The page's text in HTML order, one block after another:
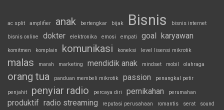
ac split amplifier anak bertengkar bijak Bisnis bisnis internet
bisnis online dokter elektronika emosi empati goal karyawan
komitmen komplain komunikasi koneksi level lisensi mikrotik
malas marah marketing mendidik anak mindset mobil olahraga
orang tua panduan membeli mikrotik passion penangkal petir
penjahit penyiar radio percaya diri pernikahan perumahan
produktif radio streaming reputasi perusahaan romantis serat
sound